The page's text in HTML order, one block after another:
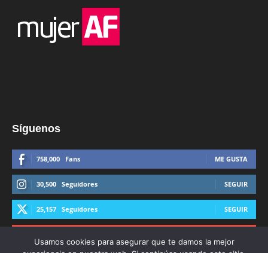
Síguenos
758,000 Fans ME GUSTA
30,500 Seguidores SEGUIR
25,157 Seguidores SEGUIR
Usamos cookies para asegurar que te damos la mejor